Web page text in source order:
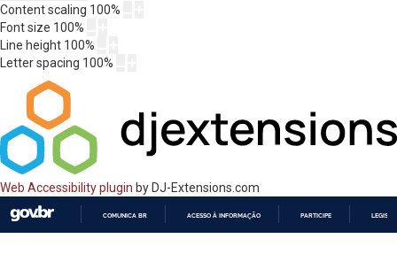
Content scaling 100%
Font size 100%
Line height 100%
Letter spacing 100%
Web Accessibility plugin by DJ-Extensions.com
COMUNICA BR ACESSO À INFORMAÇÃO PARTICIPE